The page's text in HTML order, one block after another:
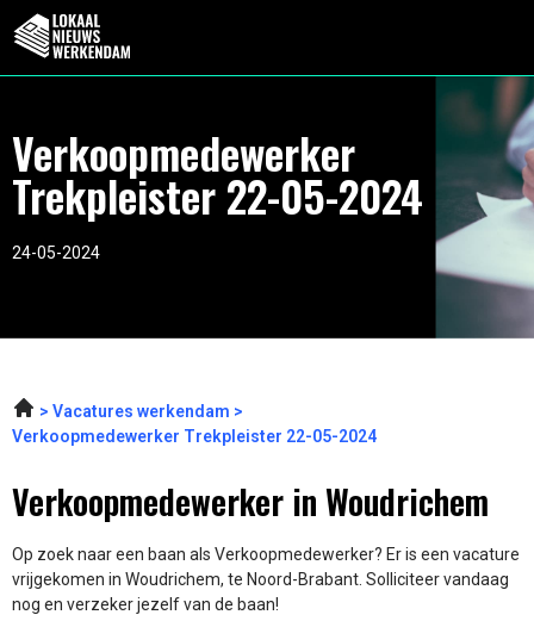
Verkoopmedewerker
Trekpleister 22-05-2024
24-05-2024
Vacatures werkendam
Verkoopmedewerker Trekpleister 22-05-2024
Verkoopmedewerker in Woudrichem
Op zoek naar een baan als Verkoopmedewerker? Er is een vacature
vrijgekomen in Woudrichem, te Noord-Brabant. Solliciteer vandaag
nog en verzeker jezelf van de baan!